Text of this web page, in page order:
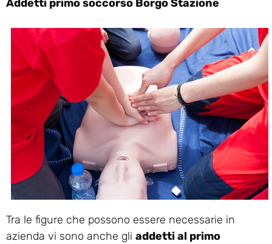
Addetti primo soccorso Borgo Stazione
Tra le figure che possono essere necessarie in
azienda vi sono anche gli addetti al primo